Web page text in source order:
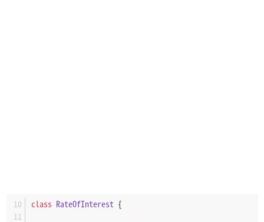
class RateOfInterest {